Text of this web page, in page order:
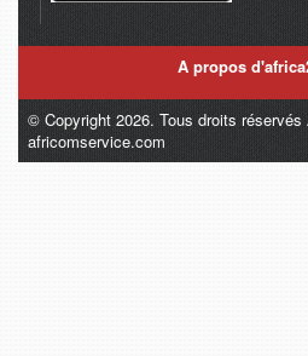
A propos
© Copyright 2026. Tous droits
africomservice.com